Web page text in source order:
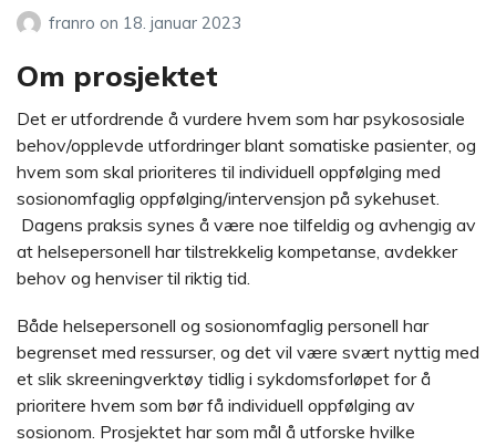
franro on 18. januar 2023
Om prosjektet
Det er utfordrende å vurdere hvem som har psykososiale
behov/opplevde utfordringer blant somatiske pasienter, og
hvem som skal prioriteres til individuell oppfølging med
sosionomfaglig oppfølging/intervensjon på sykehuset.
Dagens praksis synes å være noe tilfeldig og avhengig av
at helsepersonell har tilstrekkelig kompetanse, avdekker
behov og henviser til riktig tid.
Både helsepersonell og sosionomfaglig personell har
begrenset med ressurser, og det vil være svært nyttig med
et slik skreeningverktøy tidlig i sykdomsforløpet for å
prioritere hvem som bør få individuell oppfølging av
sosionom. Prosjektet har som mål å utforske hvilke